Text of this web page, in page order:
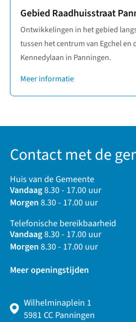
Gebied Raadhuisstraat
Ontwikkelingen in het gebied
tussen het centrum van Egchel en
Kennedylaan in Panningen.
Meer informatie
Contact met de
Huis van de Gemeente
Vandaag8.30 - 17.00 uur
Morgen 8.30 - 17.00 uur
Telefonische bereikbaarheid
Vandaag8.30 - 17.00 uur
Morgen 8.30 - 17.00 uur
Meer openingstijden
Wilhelminaplein 1
5981 CC Panningen